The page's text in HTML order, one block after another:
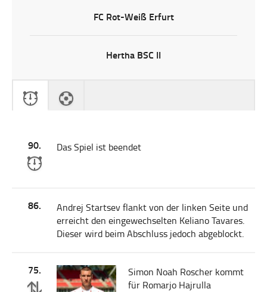
FC Rot-Weiß Erfurt
Hertha BSC II
90. Das Spiel ist beendet
86.
Andrej Startsev flankt von der linken Seite und
erreicht den eingewechselten Keliano Tavares.
Dieser wird beim Abschluss jedoch abgeblockt.
75.
Simon Noah Roscher kommt
für Romarjo Hajrulla